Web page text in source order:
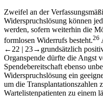
Zweifel an der
Widerspruchslösung können
werden, sofern weiterhin die
formlosen Widerrufs besteht.26
←22 | 23→ grundsätzlich
Organspende dürfte die Angst
Spendebereitschaft ebenso
Widerspruchslösung ein
um die Transplantationszahlen
Wartelistenpatienten zu einem